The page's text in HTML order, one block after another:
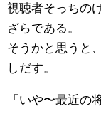
視聴者そっちの
ざらである。
そうかと思うと
しだす。
「いや〜最近の